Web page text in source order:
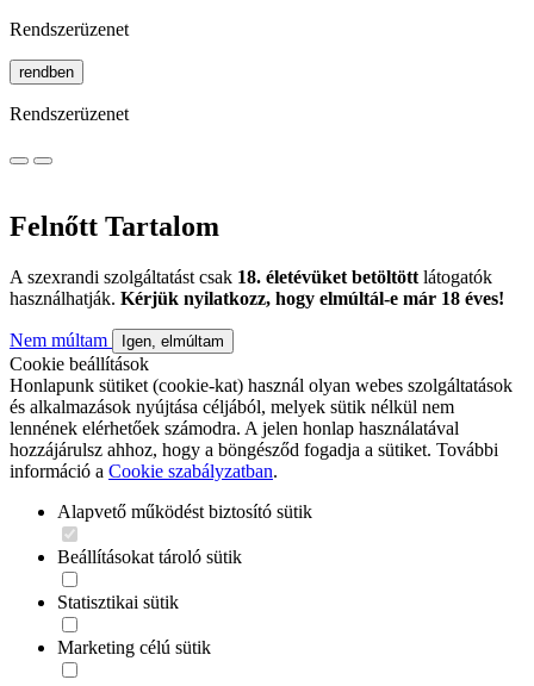
Rendszerüzenet
rendben
Rendszerüzenet
Felnőtt Tartalom
A szexrandi szolgáltatást csak 18. életévüket betöltött látogatók
használhatják. Kérjük nyilatkozz, hogy elmúltál-e már 18 éves!
Nem múltam Igen, elmúltam
Cookie beállítások
Honlapunk sütiket (cookie-kat) használ olyan webes szolgáltatások
és alkalmazások nyújtása céljából, melyek sütik nélkül nem
lennének elérhetőek számodra. A jelen honlap használatával
hozzájárulsz ahhoz, hogy a böngésződ fogadja a sütiket. További
információ a Cookie szabályzatban.
Alapvető működést biztosító sütik
Beállításokat tároló sütik
Statisztikai sütik
Marketing célú sütik